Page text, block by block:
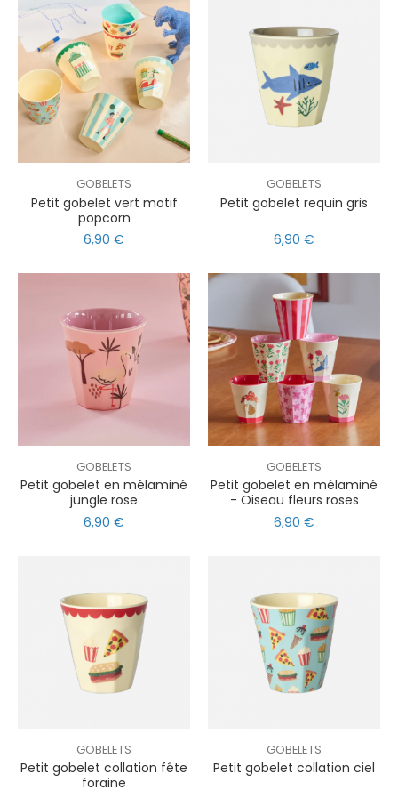
GOBELETS
Petit gobelet vert motif
popcorn
6,90 €
GOBELETS
Petit gobelet requin gris
6,90 €
GOBELETS
Petit gobelet en mélaminé
jungle rose
6,90 €
GOBELETS
Petit gobelet en mélaminé
- Oiseau fleurs roses
6,90 €
GOBELETS
Petit gobelet collation fête
foraine
GOBELETS
Petit gobelet collation ciel